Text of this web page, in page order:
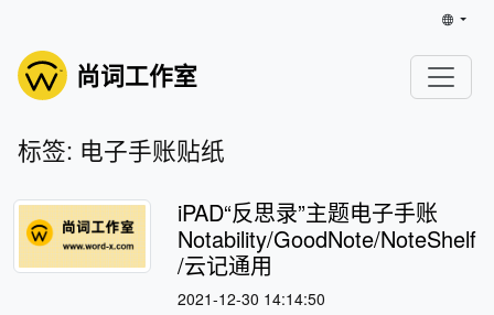
尚词工作室
标签: 电子手账贴纸
iPAD“反思录”主题电子手账
Notability/GoodNote/NoteShelf
/云记通用
2021-12-30 14:14:50